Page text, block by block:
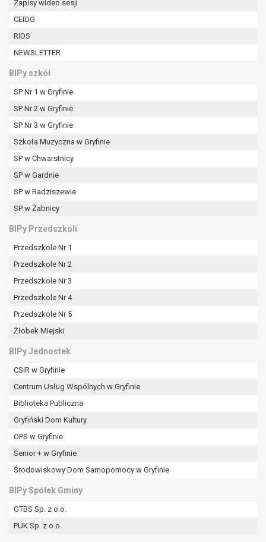
Zapisy wideo sesji
CEIDG
RIOS
NEWSLETTER
BIPy szkół
SP Nr 1 w Gryfinie
SP Nr 2 w Gryfinie
SP Nr 3 w Gryfinie
Szkoła Muzyczna w Gryfinie
SP w Chwarstnicy
SP w Gardnie
SP w Radziszewie
SP w Żabnicy
BIPy Przedszkoli
Przedszkole Nr 1
Przedszkole Nr 2
Przedszkole Nr 3
Przedszkole Nr 4
Przedszkole Nr 5
Żłobek Miejski
BIPy Jednostek
CSiR w Gryfinie
Centrum Usług Wspólnych w Gryfinie
Biblioteka Publiczna
Gryfiński Dom Kultury
OPS w Gryfinie
Senior + w Gryfinie
Środowiskowy Dom Samopomocy w Gryfinie
BIPy Spółek Gminy
GTBS Sp. z o.o.
PUK Sp. z o.o.
lit a RODO), przysługuje Pani/Panu prawo do
cofnięcia tej zgody w dowolnym momencie.
przetwarzania, którego dokonano na podstawie
zgody przed jej cofnięciem.
Przysługuje Pani/Panu prawo wniesienia skargi do
przetwarzanie Pani/Pana danych osobowych
przez administratora.
Organem właściwym do wniesienia skargi jest
dane osobowe, podanie danych osobowych jest
dobrowolne albo jest wymogiem ustawowym lub
Pani/Pana dane nie będą poddawane
zautomatyzowanemu podejmowaniu decyzji, w
tym również profilowaniu.